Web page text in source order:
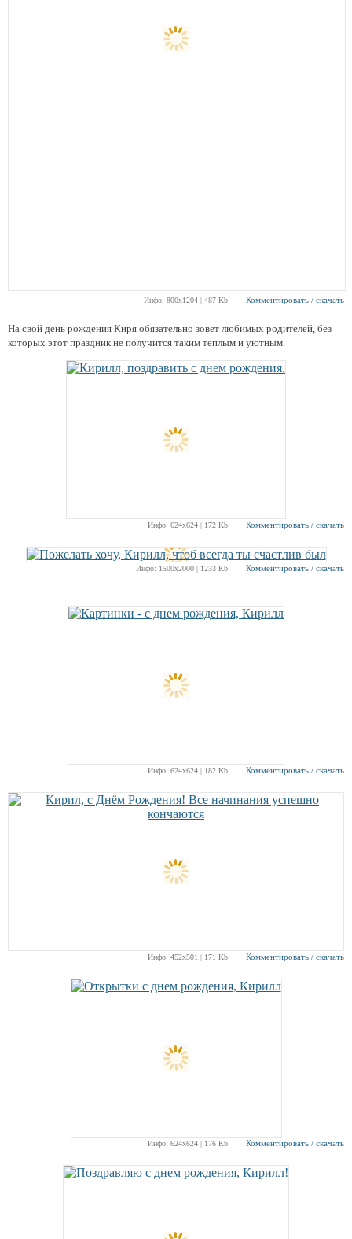
Инфо: 800х1204 | 487 Kb Комментировать / скачать
На свой день рождения Киря обязательно зовет любимых родителей, без
которых этот праздник не получится таким теплым и уютным.
Инфо: 624х624 | 172 Kb Комментировать / скачать
Инфо: 1500х2000 | 1233 Kb Комментировать / скачать
Инфо: 624х624 | 182 Kb Комментировать / скачать
Инфо: 452х501 | 171 Kb Комментировать / скачать
Инфо: 624х624 | 176 Kb Комментировать / скачать